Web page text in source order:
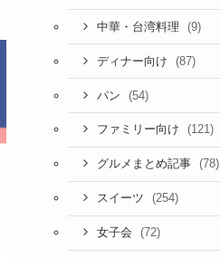
中華・台湾料理 (9)
ディナー向け (87)
パン (54)
ファミリー向け (121)
グルメまとめ記事 (78)
スイーツ (254)
女子会 (72)